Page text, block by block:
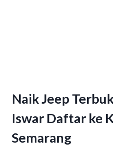
Naik Jeep
Iswar Daftar ke
Semarang